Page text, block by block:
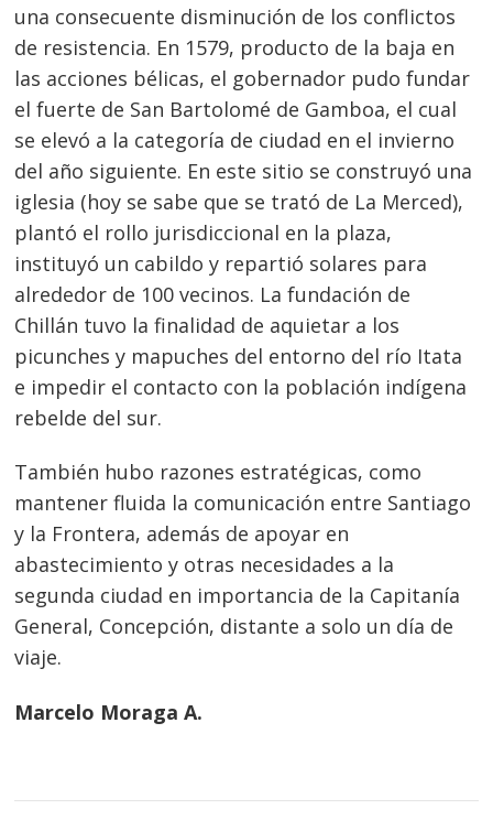
una consecuente disminución de los conflictos
de resistencia. En 1579, producto de la baja en
las acciones bélicas, el gobernador pudo fundar
el fuerte de San Bartolomé de Gamboa, el cual
se elevó a la categoría de ciudad en el invierno
del año siguiente. En este sitio se construyó una
iglesia (hoy se sabe que se trató de La Merced),
plantó el rollo jurisdiccional en la plaza,
instituyó un cabildo y repartió solares para
alrededor de 100 vecinos. La fundación de
Chillán tuvo la finalidad de aquietar a los
picunches y mapuches del entorno del río Itata
e impedir el contacto con la población indígena
rebelde del sur.
También hubo razones estratégicas, como
mantener fluida la comunicación entre Santiago
y la Frontera, además de apoyar en
abastecimiento y otras necesidades a la
segunda ciudad en importancia de la Capitanía
General, Concepción, distante a solo un día de
viaje.
Marcelo Moraga A.
Navegación
de
entradas